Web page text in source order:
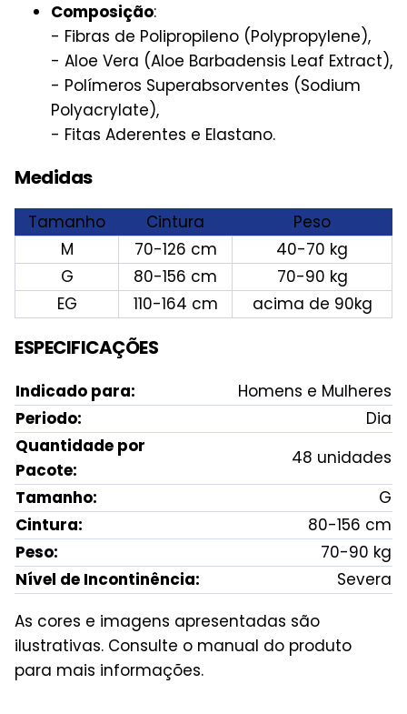
Composição:
- Fibras de Polipropileno (Polypropylene),
- Aloe Vera (Aloe Barbadensis Leaf Extract),
- Polímeros Superabsorventes (Sodium
Polyacrylate),
- Fitas Aderentes e Elastano.
Medidas
Tamanho Cintura
Peso
M
70-126 cm
40-70 kg
G
80-156 cm
70-90 kg
EG
110-164 cm acima de 90kg
ESPECIFICAÇÕES
Indicado para:
Homens e Mulheres
Periodo:
Dia
Quantidade por
Pacote:
48 unidades
Tamanho:
G
Cintura:
80-156 cm
Peso:
70-90 kg
Nível de Incontinência:
Severa
As cores e imagens apresentadas são
ilustrativas. Consulte o manual do produto
para mais informações.